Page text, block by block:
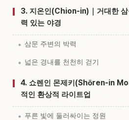
3. 지온인(Chion-in)｜거대한 삼
력 있는 야경
삼문 주변의 박력
넓은 경내를 천천히 걷기
4. 쇼렌인 몬제키(Shōren-in
적인 환상적 라이트업
푸른 빛에 둘러싸이는 정원